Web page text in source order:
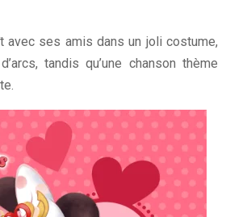
avec ses amis dans un joli costume,
tandis qu’une chanson thème